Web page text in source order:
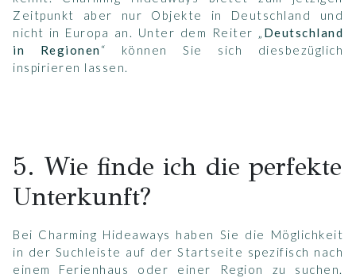
Zeitpunkt aber nur Objekte in Deutschland und
nicht in Europa an. Unter dem Reiter „ Deutschland
in Regionen“ können Sie sich diesbezüglich
inspirieren lassen.
5. Wie finde ich die perfekte
Unterkunft?
Bei Charming Hideaways haben Sie die Möglichkeit
in der Suchleiste auf der Startseite spezifisch nach
einem Ferienhaus oder einer Region zu suchen.